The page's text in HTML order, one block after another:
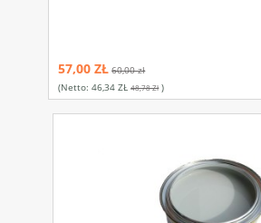
57,00 ZŁ 60,00 zł
(netto:46,34 ZŁ 48,78 Zł)